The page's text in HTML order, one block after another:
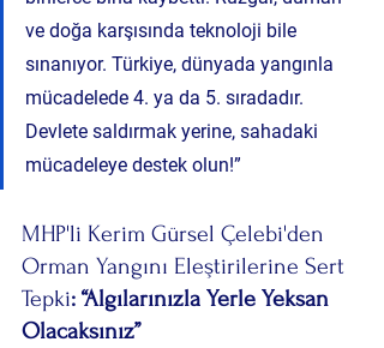
ve doğa karşısında teknoloji bile
sınanıyor. Türkiye, dünyada yangınla
mücadelede 4. ya da 5. sıradadır.
Devlete saldırmak yerine, sahadaki
mücadeleye destek olun!”
MHP'li Kerim Gürsel Çelebi'den
Orman Yangını Eleştirilerine Sert
Tepki: “Algılarınızla Yerle Yeksan
Olacaksınız”